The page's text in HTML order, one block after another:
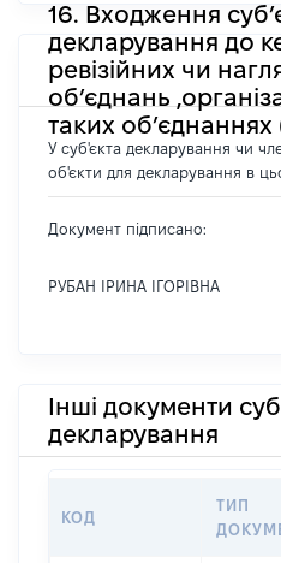
16. Входження
декларування до
ревізійних чи
об’єднань
таких об’єднаннях
У суб'єкта декларування чи
об'єкти для декларування в
Документ підписано:
РУБАН ІРИНА ІГОРІВНА
Інші документи
декларування
КОД
ТИП